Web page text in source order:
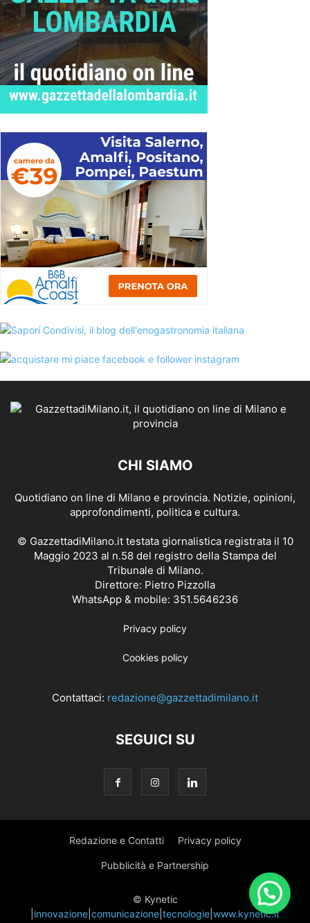
CHI SIAMO
Quotidiano on line di Milano e provincia. Notizie, opinioni,
approfondimenti, politica e cultura.
© GazzettadiMilano.it testata giornalistica registrata il 10
Maggio 2023 al n.58 del registro della Stampa del
Tribunale di Milano.
Direttore: Pietro Pizzolla
WhatsApp & mobile: 351.5646236
Privacy policy
Cookies policy
Contattaci: redazione@gazzettadimilano.it
SEGUICI SU
Redazione e Contatti Privacy policy
Pubblicità e Partnership
© Kynetic
innovazione comunicazione tecnologie www.kynetic.it